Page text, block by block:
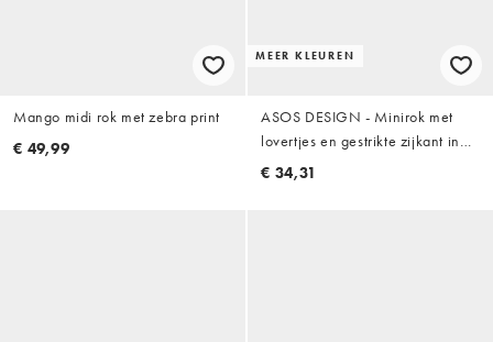
Mango midi rok met zebra print
€ 49,99
MEER KLEUREN
ASOS DESIGN - Minirok met
lovertjes en gestrikte zijkant in
chocoladebruin
€ 34,31